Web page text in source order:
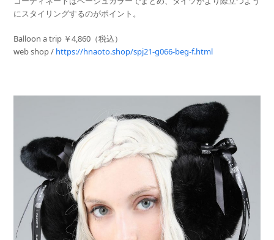
にスタイリングするのがポイント。
Balloon a trip ￥4,860（税込）
web shop / https://hnaoto.shop/spj21-g066-beg-f.html